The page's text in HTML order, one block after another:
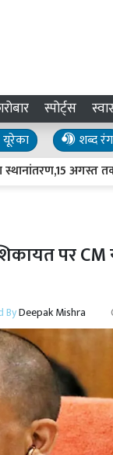
स्पोर्ट्स
यूरेका शब्द रंग
अगस्त तक
पर CM
ByDeepak Mishra